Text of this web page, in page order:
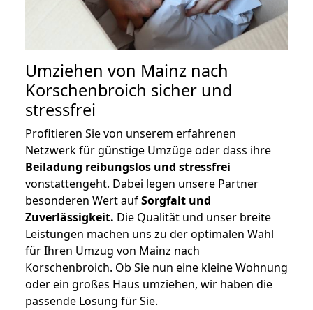
Umziehen von Mainz nach
Korschenbroich sicher und
stressfrei
Profitieren Sie von unserem erfahrenen
Netzwerk für günstige Umzüge oder dass ihre
Beiladung reibungslos und stressfrei
vonstattengeht. Dabei legen unsere Partner
besonderen Wert aufSorgfalt und
Zuverlässigkeit. Die Qualität und unser breite
Leistungen machen uns zu der optimalen Wahl
für Ihren Umzug von Mainz nach
Korschenbroich. Ob Sie nun eine kleine Wohnung
oder ein großes Haus umziehen, wir haben die
passende Lösung für Sie.